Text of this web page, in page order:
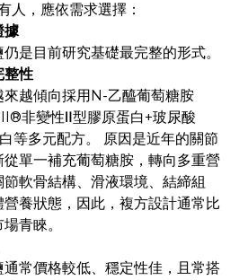
人，應依需求選擇：
據
是目前研究基礎最完整的形式。
整性
來越傾向採用N-乙醯葡萄糖胺
II®非變性Ⅱ型膠原蛋白+玻尿酸
等多元配方。 原因是近年的關節
單一補充葡萄糖胺，轉向多重營
軟骨結構、滑液環境、結締組
養狀態，因此，複方設計通常比
青睞。
常價格較低、穩定性佳，且常搭